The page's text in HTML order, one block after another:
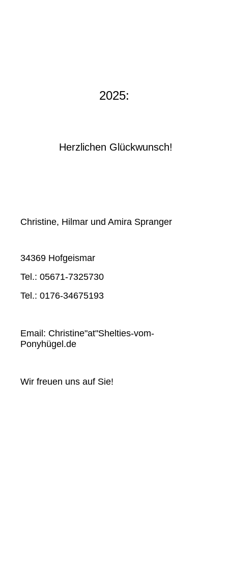
2025:
Herzlichen Glückwunsch!
Christine, Hilmar und Amira Spranger
34369 Hofgeismar
Tel.: 05671-7325730
Tel.: 0176-34675193
Email: Christine"at"Shelties-vom-
Ponyhügel.de
Wir freuen uns auf Sie!